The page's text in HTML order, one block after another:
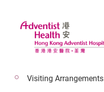
Visiting Arrangements